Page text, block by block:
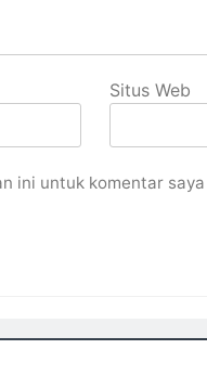
Situs Web
ini untuk komentar